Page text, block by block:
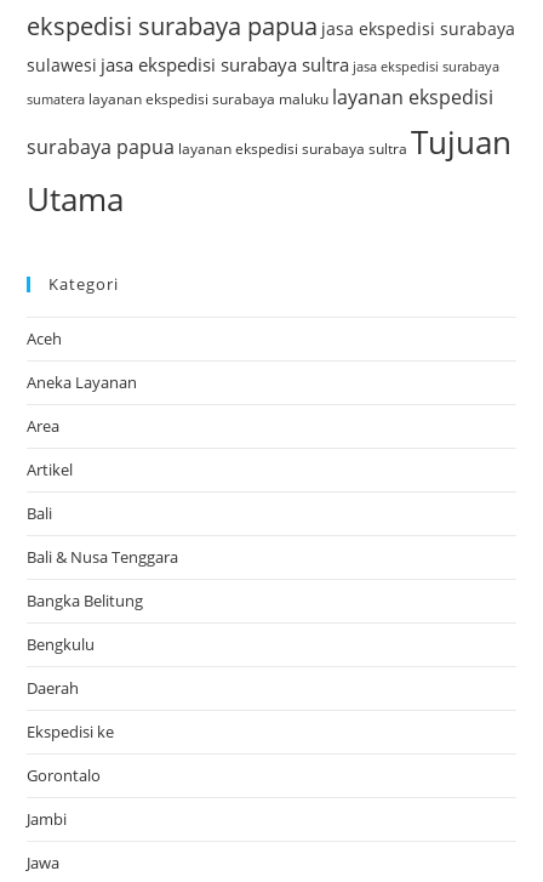
ekspedisi surabaya papua jasa ekspedisi surabaya
sulawesi jasa ekspedisi surabaya sultra jasa ekspedisi surabaya
sumatera layanan ekspedisi surabaya maluku layanan ekspedisi
surabaya papua layanan ekspedisi surabaya sultra Tujuan
Utama
Kategori
Aceh
Aneka Layanan
Area
Artikel
Bali
Bali & Nusa Tenggara
Bangka Belitung
Bengkulu
Daerah
Ekspedisi ke
Gorontalo
Jambi
Jawa